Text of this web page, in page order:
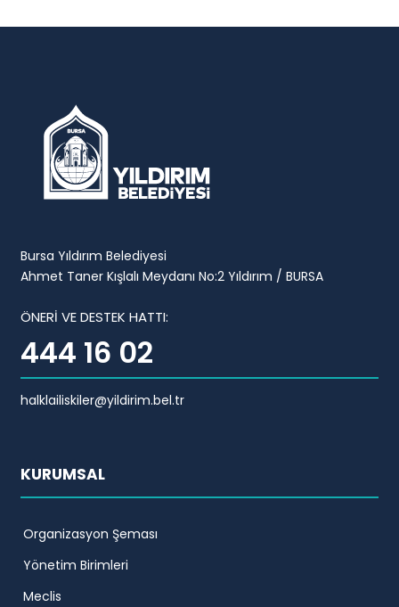
Bursa Yıldırım Belediyesi
Ahmet Taner Kışlalı Meydanı No:2 Yıldırım / BURSA
ÖNERİ VE DESTEK HATTI:
444 16 02
halklailiskiler@yildirim.bel.tr
KURUMSAL
Organizasyon Şeması
Yönetim Birimleri
Meclis